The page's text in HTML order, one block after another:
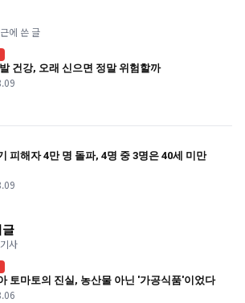
에 쓴 글
건강, 오래 신으면 정말 위험할까
피해자 4만 명 돌파, 4명 중 3명은 40세 미만
글
사
토마토의 진실, 농산물 아닌 '가공식품'이었다